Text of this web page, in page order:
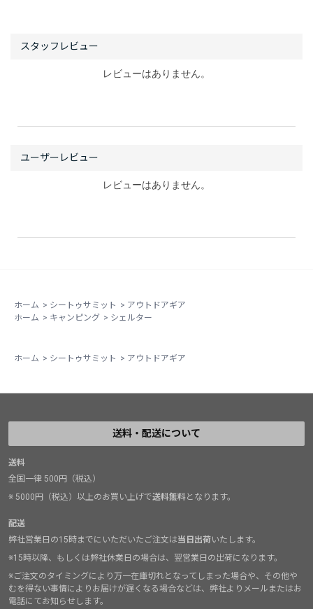
レビューはありません。
レビューはありません。
ホーム > シートゥサミット > アウトドアギア
ホーム > キャンピング > シェルター
ホーム > シートゥサミット > アウトドアギア
送料・配送について
送料
全国一律 500円（税込）
※ 5000円（税込）以上のお買い上げで送料無料となります。
配送
弊社営業日の15時までにいただいたご注文は当日出荷いたします。
※15時以降、もしくは弊社休業日の場合は、翌営業日の出荷になります。
※ご注文のタイミングにより万一在庫切れとなってしまった場合や、その他や
むを得ない事情によりお届けが遅くなる場合などは、弊社よりメールまたはお
電話にてお知らせします。